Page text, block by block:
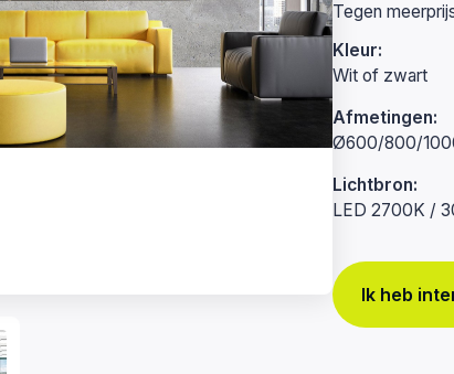
Tegen
Kleur:
Wit of zwart
Afmetingen:
Ø600/800/
Lichtbron:
LED 2700K /
Ik heb